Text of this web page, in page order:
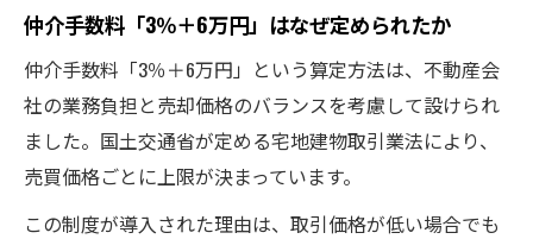
仲介手数料「3％＋6万円」はなぜ定められたか
仲介手数料「3％＋6万円」という算定方法は、不動産会
社の業務負担と売却価格のバランスを考慮して設けられ
ました。国土交通省が定める宅地建物取引業法により、
売買価格ごとに上限が決まっています。
この制度が導入された理由は、取引価格が低い場合でも